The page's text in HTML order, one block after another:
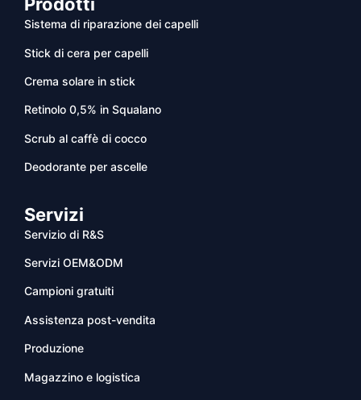
Prodotti
Sistema di riparazione dei capelli
Stick di cera per capelli
Crema solare in stick
Retinolo 0,5% in Squalano
Scrub al caffè di cocco
Deodorante per ascelle
Servizi
Servizio di R&S
Servizi OEM&ODM
Campioni gratuiti
Assistenza post-vendita
Produzione
Magazzino e logistica